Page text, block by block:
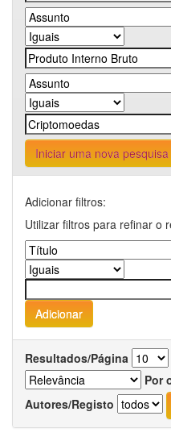
Iniciar uma nova pesquisa
Adicionar filtros:
Utilizar filtros para refinar o
Resultados/Página
Por
Autores/Registo